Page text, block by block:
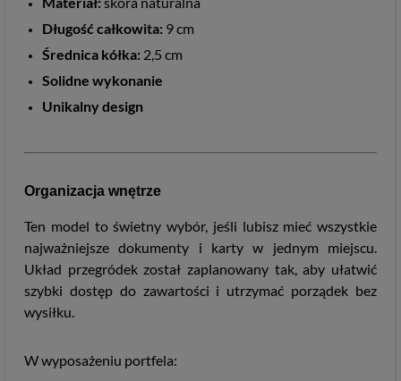
Długość całkowita: 9 cm
Średnica kółka: 2,5 cm
Solidne wykonanie
Unikalny design
Organizacja wnętrze
Ten model to świetny wybór, jeśli lubisz mieć wszystkie
najważniejsze dokumenty i karty w jednym miejscu.
Układ przegródek został zaplanowany tak, aby ułatwić
szybki dostęp do zawartości i utrzymać porządek bez
wysiłku.
W wyposażeniu portfela: